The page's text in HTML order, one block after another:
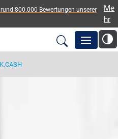
800.000 Bewertungen unserer
Me
hr